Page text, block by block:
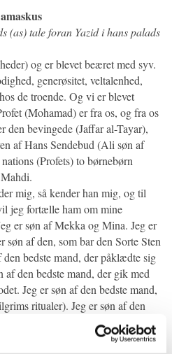
(as) tale foran Yazid i hans palads
og er blevet beæret med syv.
generøsitet, veltalenhed,
de troende. Og vi er blevet
(Mohamad) er fra os, og fra os
den bevingede (Jaffar al-Tayar),
af Hans Sendebud (Ali søn af
(Profets) to børnebørn
mig, så kender han mig, og til
jeg fortælle ham om mine
er søn af Mekka og Mina. Jeg er
søn af den, som bar den Sorte Sten
den bedste mand, der påklædte sig
den bedste mand, der gik med
Jeg er søn af den bedste mand,
ritualer). Jeg er søn af den
og besvarede (Allahs)
på al-Buraq og steg op til Himlen.